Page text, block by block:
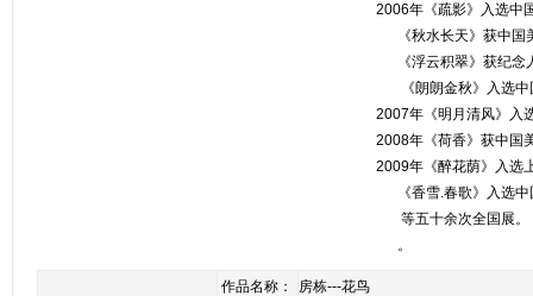
2006年《疏影》入选中
《秋水长天》获中国
《浮云积翠》获纪念
《朗朗金秋》入选中
2007年《明月清风》入
2008年《荷香》获中国
2009年《醉花荫》入选
《香雪.春歌》入选中
等五十余次全国展。
。
作品名称：
房栋---花鸟